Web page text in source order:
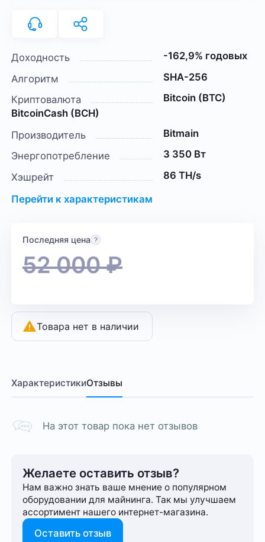
Доходность
-162,9% годовых
Алгоритм
SHA-256
Криптовалюта
Bitcoin (BTC)
BitcoinCash (BCH)
Производитель
Bitmain
Энергопотребление
3 350 Вт
Хэшрейт
86 TH/s
Перейти к характеристикам
Последняя цена
52 000₽
Товара нет в наличии
ХарактеристикиОтзывы
На этот товар пока нет отзывов
Желаете оставить отзыв?
Нам важно знать ваше мнение о популярном
оборудовании для майнинга. Так мы улучшаем
ассортимент нашего интернет-⁠магазина.
Оставить отзыв